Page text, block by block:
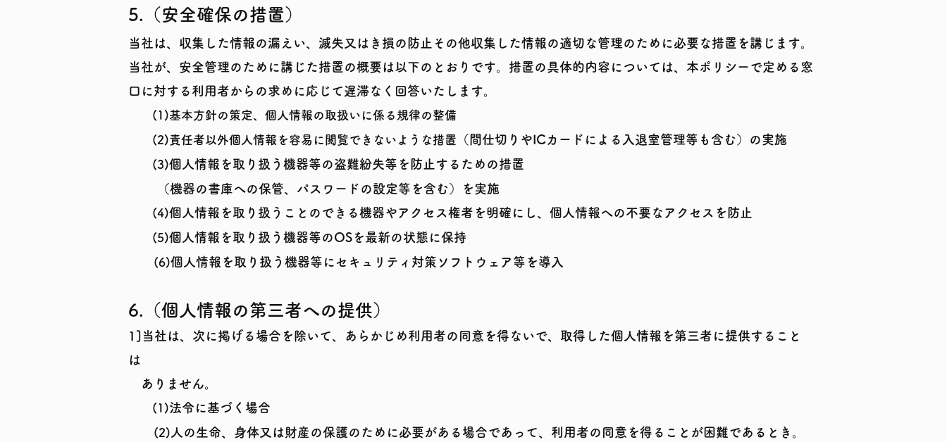
5.（安全確保の措置）
当社は、収集した情報の漏えい、滅失又はき損の防止その他収集した情報の適切な管理のために必要な措置を講じます。
当社が、安全管理のために講じた措置の概要は以下のとおりです。措置の具体的内容については、本ポリシーで定める窓
口 に対する利用者からの求めに応じて遅滞なく回答いたします。
(1)基本方針の策定、個人情報の取扱いに係る規律の整備
(2)責任者以外個人情報を容易に閲覧できないような措置 （間仕切りやICカードによる入退室管理等も含む）の実施
(3)個人情報を取り扱う機器等の盗難紛失等を防止するための措置
（機器の書庫への保管、パスワードの設定等を含む）を実施
(4)個人情報を取り扱うことのできる機器やアクセス権者を明確にし、個人情報への不要なアクセスを防止
(5)個人情報を取り扱う機器等のOSを最新の状態に保持
(6)個人情報を取り扱う機器等にセキュリティ対策ソフトウェア等を導入
6.（個人情報の第三者への提供）
1]当社は、次に掲げる場合を除いて、あらかじめ利用者の同意を得ないで、取得した個人情報を第三者に提供すること
は
ありません。
(1)法令に基づく場合
(2) 人の生命、身体又は財産の保護のために必要がある場合であって、利用者の同意を得ることが困難であるとき。